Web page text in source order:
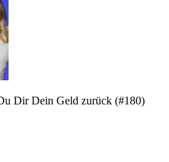
Dir Dein Geld zurück (#180)